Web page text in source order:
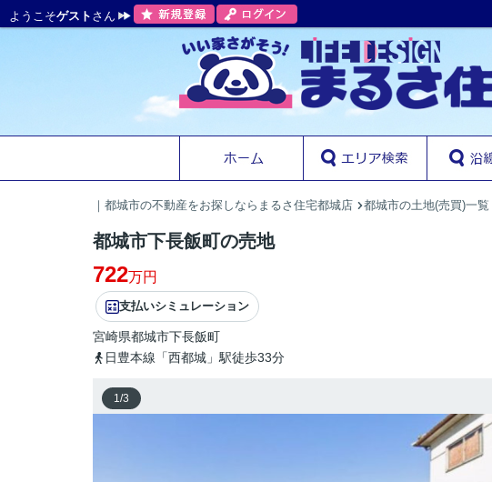
ようこそゲスト さん
｜都城市の不動産をお探しならまるさ住宅都城店 都城市の土地(売買)一覧
都城市下長飯町の売地
722万円
支払いシミュレーション
宮崎県都城市下長飯町
日豊本線「西都城」駅徒歩33分
1/3